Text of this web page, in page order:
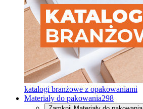
katalogi branżowe z opakowaniami
Materiały do pakowania298